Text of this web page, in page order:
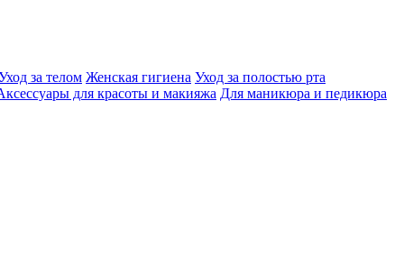
за телом Женская гигиена Уход за полостью рта
для красоты и макияжа Для маникюра и педикюра